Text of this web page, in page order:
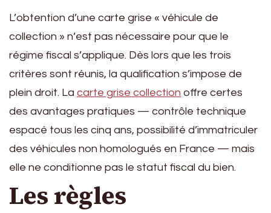
L’obtention d’une carte grise « véhicule de
collection » n’est pas nécessaire pour que le
régime fiscal s’applique. Dès lors que les trois
critères sont réunis, la qualification s’impose de
plein droit. La carte grise collection offre certes
des avantages pratiques — contrôle technique
espacé tous les cinq ans, possibilité d’immatriculer
des véhicules non homologués en France — mais
elle ne conditionne pas le statut fiscal du bien.
Les règles